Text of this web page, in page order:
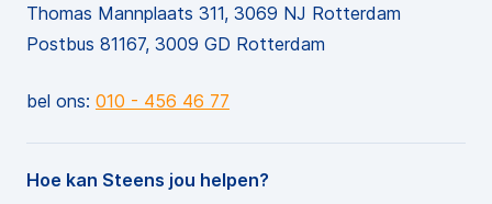
Thomas Mannplaats 311, 3069 NJ Rotterdam
Postbus 81167, 3009 GD Rotterdam
bel ons: 010 - 456 46 77
Hoe kan Steens jou helpen?